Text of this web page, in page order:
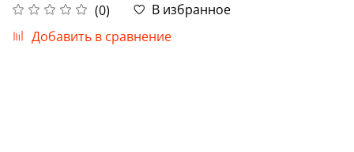
(0)
В избранное
Добавить в сравнение